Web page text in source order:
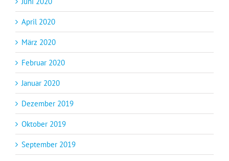
April 2020
März 2020
Februar 2020
Januar 2020
Dezember 2019
Oktober 2019
September 2019